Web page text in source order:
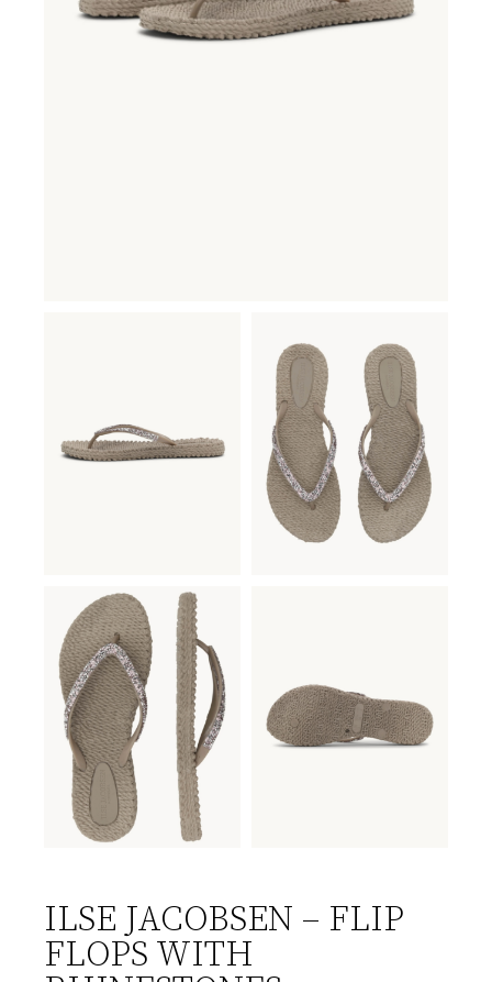
ILSE JACOBSEN – FLIP
FLOPS WITH